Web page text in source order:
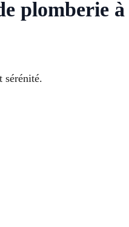
plomberie
sérénité.